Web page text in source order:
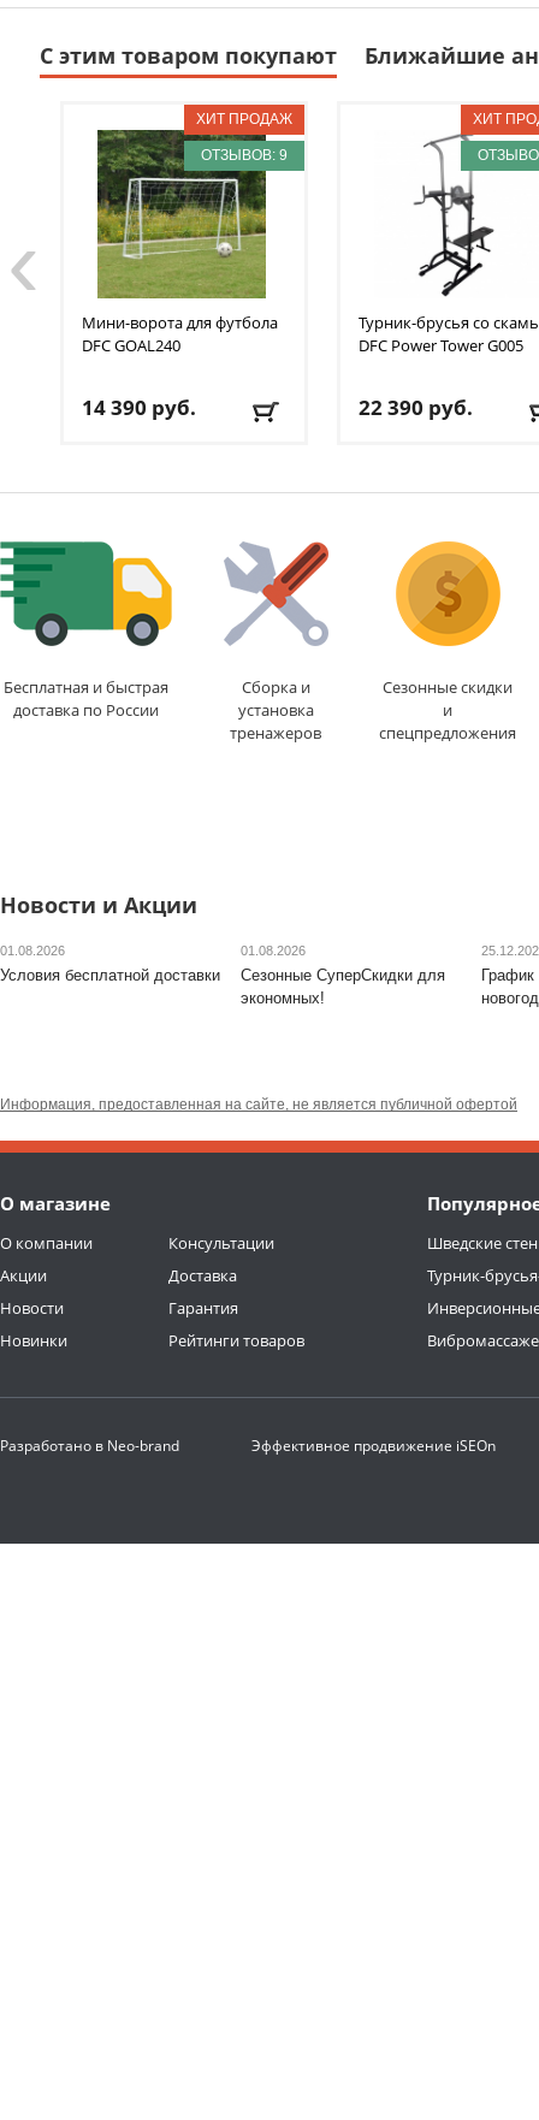
С этим товаром покупают Ближайшие
ОТЗЫВОВ: 9
Мини-ворота для футбола
DFCGOAL240
14 390 руб.
1-2 дня
Турник-брусья со
DFC Power Tower G005
22 390 руб.
1-2 дня
‹
Бесплатная и быстрая
доставка по России
Сборка и
установка
тренажеров
Сезонные скидки
и
спецпредложения
Новости и Акции
01.08.2026
Условия бесплатной доставки
01.08.2026
Сезонные СуперСкидки для
экономных!
График
Информация, предоставленная на сайте, не является публичной офертой
О магазине
О компании
Акции
Новости
Новинки
Консультации
Доставка
Гарантия
Рейтинги товаров
Шведские
Турник-
Разработано в Neo-brand Эффективное продвижение iSEOn